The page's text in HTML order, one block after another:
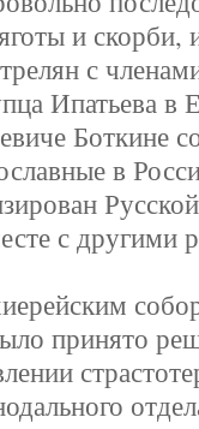
и скорби,
с
Ипатьева в
Боткине
в
с другими
принято